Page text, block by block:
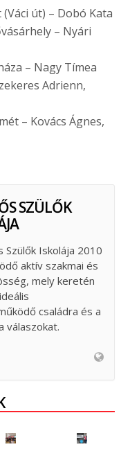
út) – Dobó Kata
– Nyári
– Nagy Tímea
Adrienn,
– Kovács Ágnes,
SZÜLŐK
Szülők Iskolája 2010
aktív szakmai és
mely keretén
családra és a
válaszokat.